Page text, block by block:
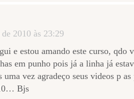
2010 às 23:29
e estou amando este curso,
em punho pois já a linha já
uma vez agradeço seus videos p
Bjs